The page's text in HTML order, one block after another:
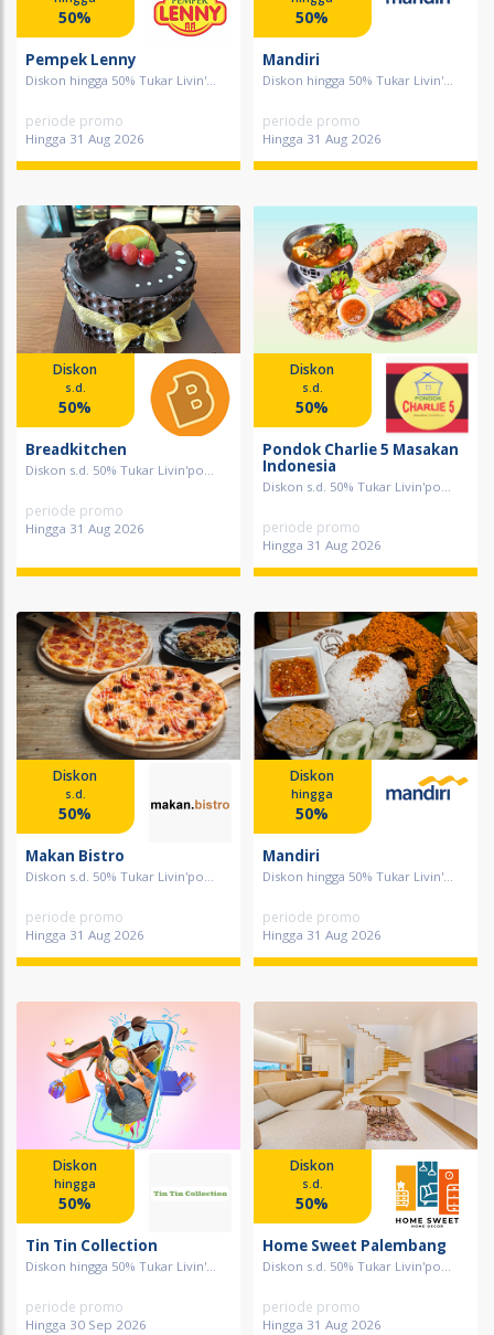
50%
Pempek Lenny
Diskon hingga 50% Tukar Livin'...
periode promo
Hingga 31 Aug 2026
50%
Mandiri
Diskon hingga 50% Tukar Livin'...
periode promo
Hingga 31 Aug 2026
Diskon
s.d.
50%
Breadkitchen
Diskon s.d. 50% Tukar Livin'po...
periode promo
Hingga 31 Aug 2026
Diskon
s.d.
50%
Pondok Charlie 5 Masakan
Indonesia
Diskon s.d. 50% Tukar Livin'po...
periode promo
Hingga 31 Aug 2026
Diskon
s.d.
50%
Makan Bistro
Diskon s.d. 50% Tukar Livin'po...
periode promo
Hingga 31 Aug 2026
Diskon
hingga
50%
Mandiri
Diskon hingga 50% Tukar Livin'...
periode promo
Hingga 31 Aug 2026
Diskon
hingga
50%
Tin Tin Collection
Diskon hingga 50% Tukar Livin'...
periode promo
Hingga 30 Sep 2026
Diskon
s.d.
50%
Home Sweet Palembang
Diskon s.d. 50% Tukar Livin'po...
periode promo
Hingga 31 Aug 2026